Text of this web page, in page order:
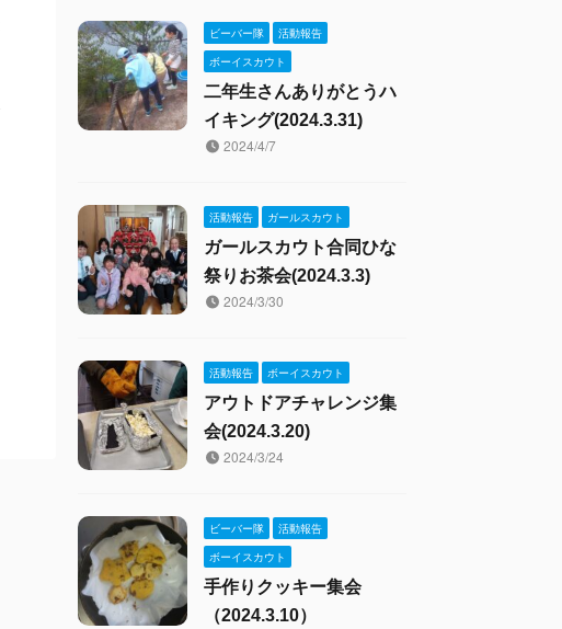
ビーバー隊
活動報告
ボーイスカウト
二年生さんありがとうハ
イキング(2024.3.31)
2024/4/7
活動報告 ガールスカウト
ガールスカウト合同ひな
祭りお茶会(2024.3.3)
2024/3/30
活動報告 ボーイスカウト
アウトドアチャレンジ集
会(2024.3.20)
2024/3/24
ビーバー隊
活動報告
ボーイスカウト
手作りクッキー集会
（2024.3.10）